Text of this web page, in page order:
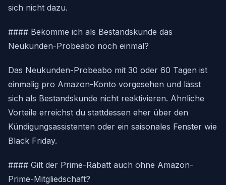
sich nicht dazu.
#### Bekomme ich als Bestandskunde das
Neukunden-Probeabo noch einmal?
Das Neukunden-Probeabo mit 30 oder 60 Tagen ist
einmalig pro Amazon-Konto vorgesehen und lässt
sich als Bestandskunde nicht reaktivieren. Ähnliche
Vorteile erreichst du stattdessen eher über den
Kündigungsassistenten oder ein saisonales Fenster wie
Black Friday.
#### Gilt der Prime-Rabatt auch ohne Amazon-
Prime-Mitgliedschaft?